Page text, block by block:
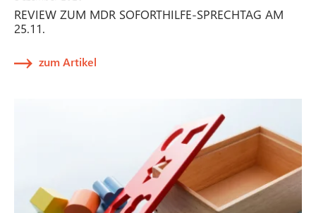
REVIEW ZUM MDR SOFORTHILFE-SPRECHTAG AM
25.11.
zum Artikel